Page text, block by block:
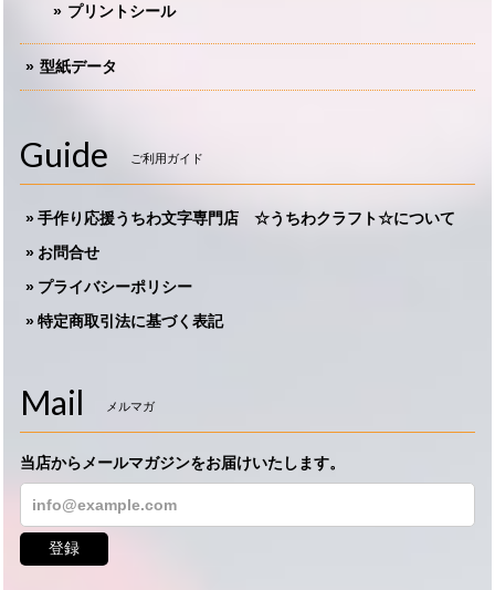
プリントシール
型紙データ
Guide ご利用ガイド
手作り応援うちわ文字専門店 ☆うちわクラフト☆について
お問合せ
プライバシーポリシー
特定商取引法に基づく表記
Mail メルマガ
当店からメールマガジンをお届けいたします。
登録